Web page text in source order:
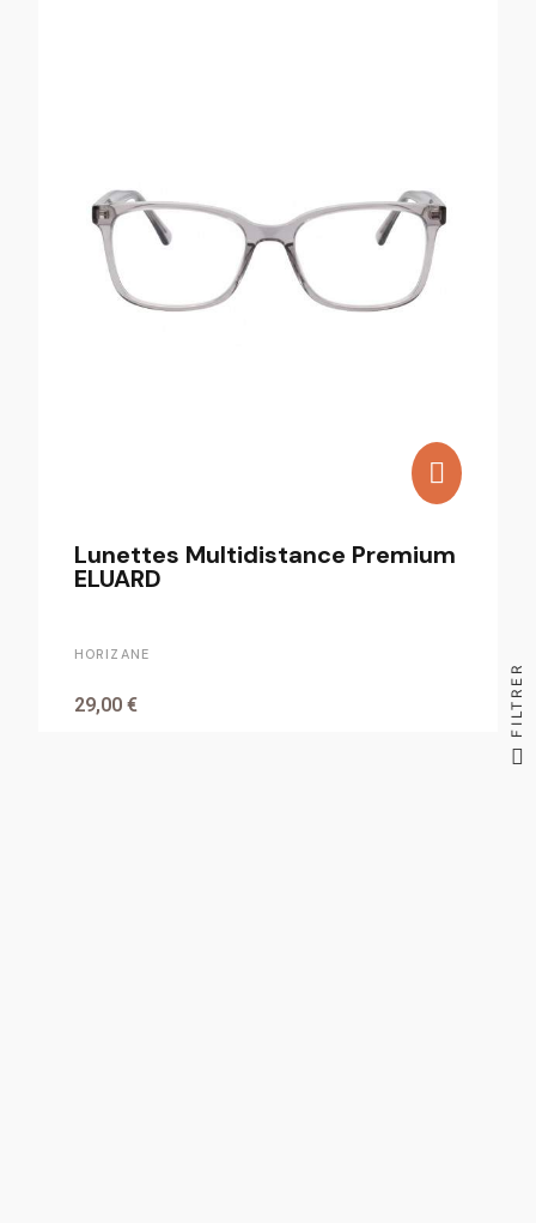
Lunettes Multidistance Premium
ELUARD
HORIZANE
29,00 € FILTRER